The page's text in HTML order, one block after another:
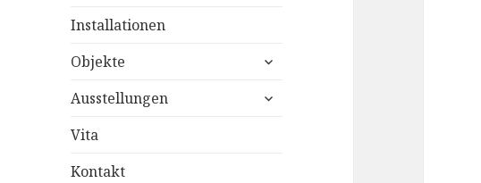
Installationen
Objekte
untermenü
Ausstellungen
untermenü
Vita
Kontakt